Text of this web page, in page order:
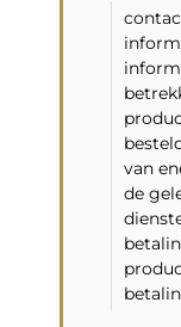
van
de